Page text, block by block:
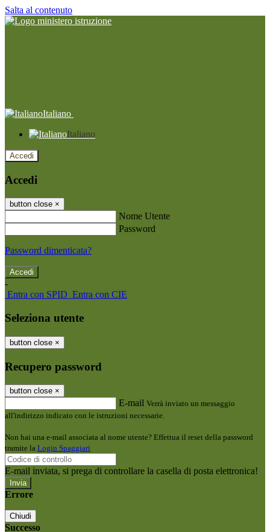
Salta al contenuto
Italiano
Italiano
Accedi
Accedi
button close ×
Nome Utente
Password
Password dimenticata?
-
Entra con SPID Entra con CIE
Seleziona utente
button close ×
Recupero password
button close ×
E-mail Verrà inviato un messaggio
all'indirizzo indicato con le istruzioni necessarie.
Non hai una e-mail associata al nome utente? Effettua il reset della password
tramite la Login Spaggiari
E-mail inviata, si prega di controllare la casella di posta elettronica!
Errore
Chiudi
Successo